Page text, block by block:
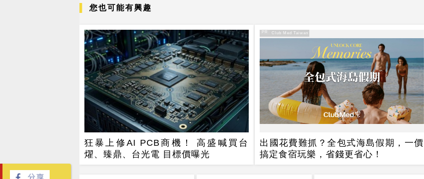
您也可能有興趣
狂暴上修AI PCB商機！ 高盛喊買台
燿、臻鼎、台光電 目標價曝光
PR
出國花費難抓？全包式海島假期，一價
搞定食宿玩樂，省錢更省心！
PR・Club Med Taiwan